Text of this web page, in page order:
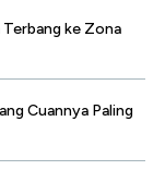
ke Zona
Cuannya Paling